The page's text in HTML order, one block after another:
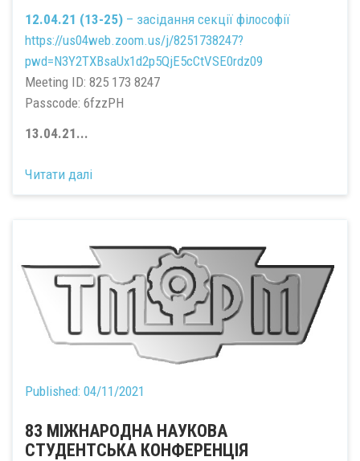
12.04.21 (13-25) – засідання секції філософії
https://us04web.zoom.us/j/8251738247?
pwd=N3Y2TXBsaUx1d2p5QjE5cCtVSE0rdz09
Meeting ID: 825 173 8247
Passcode: 6fzzPH
13.04.21...
Читати далі
Published: 04/11/2021
83 МІЖНАРОДНА НАУКОВА
СТУДЕНТСЬКА КОНФЕРЕНЦІЯ